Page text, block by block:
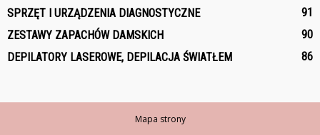
SPRZĘT I URZĄDZENIA DIAGNOSTYCZNE
91
ZESTAWY ZAPACHÓW DAMSKICH
90
DEPILATORY LASEROWE, DEPILACJA ŚWIATŁEM
86
Mapa strony